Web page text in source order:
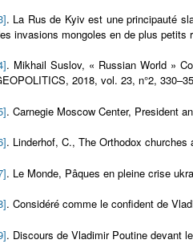
. La Rus de Kyiv est une principauté
invasions mongoles en de plus petits
. Mikhail Suslov, « Russian World »
2018, vol. 23, n°2,
. Carnegie Moscow Center, President
. Linderhof, C., The Orthodox churches
. Le Monde, Pâques en pleine crise
. Considéré comme le confident de
. Discours de Vladimir Poutine devant